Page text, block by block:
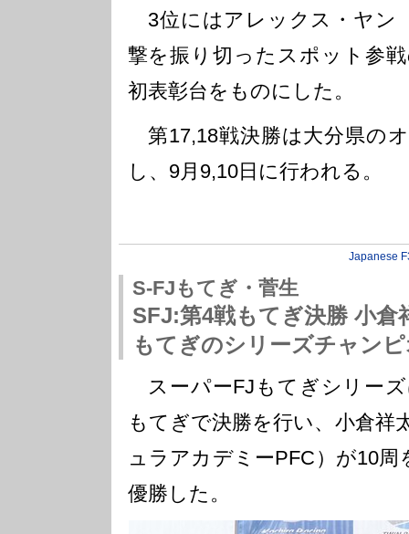
3位にはアレックス・ヤン
撃を振り切ったスポット参
初表彰台をものにした。
第17,18戦決勝は大分県の
し、9月9,10日に行われる。
Japanese
S-FJもてぎ・菅生
SFJ:第4戦もてぎ決勝 小倉
もてぎのシリーズチャン
スーパーFJもてぎシリー
もてぎで決勝を行い、小倉祥
ュラアカデミーPFC）が10
優勝した。